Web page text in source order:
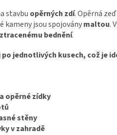
stavbu opěrných zdí. Opěrná
kameny jsou spojoványmaltou.
bednění.
jednotlivých kusech, což je
opěrné zídky
stěny
v zahradě